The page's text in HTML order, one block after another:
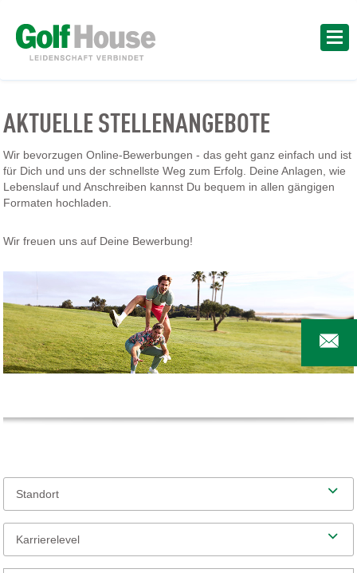
AKTUELLE STELLENANGEBOTE
Wir bevorzugen Online-Bewerbungen - das geht ganz einfach und ist
für Dich und uns der schnellste Weg zum Erfolg. Deine Anlagen, wie
Lebenslauf und Anschreiben kannst Du bequem in allen gängigen
Formaten hochladen.
Wir freuen uns auf Deine Bewerbung!
Standort
Karrierelevel